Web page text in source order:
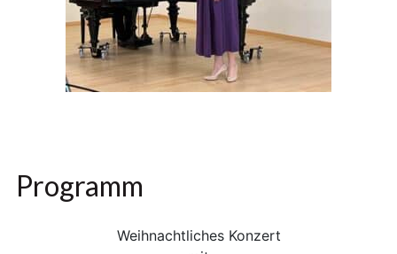
Programm
Weihnachtliches Konzert